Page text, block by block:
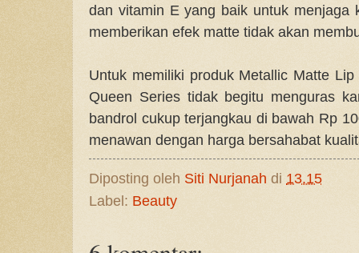
dan vitamin E yang baik untuk menjaga
memberikan efek matte tidak akan
Untuk memiliki produk Metallic Matte
Queen Series tidak begitu menguras
bandrol cukup terjangkau di bawah Rp
menawan dengan harga bersahabat
Diposting oleh Siti Nurjanah di 13.15
Label: Beauty